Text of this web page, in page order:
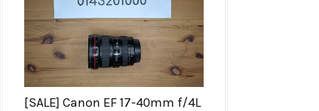
[SALE] Canon EF 17-40mm f/4L